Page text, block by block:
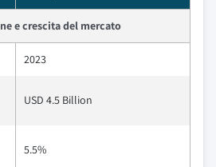
e crescita del mercato
2023
USD 4.5 Billion
5.5%